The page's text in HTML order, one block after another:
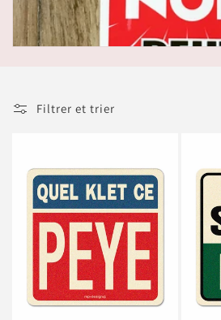
Filtrer et trier